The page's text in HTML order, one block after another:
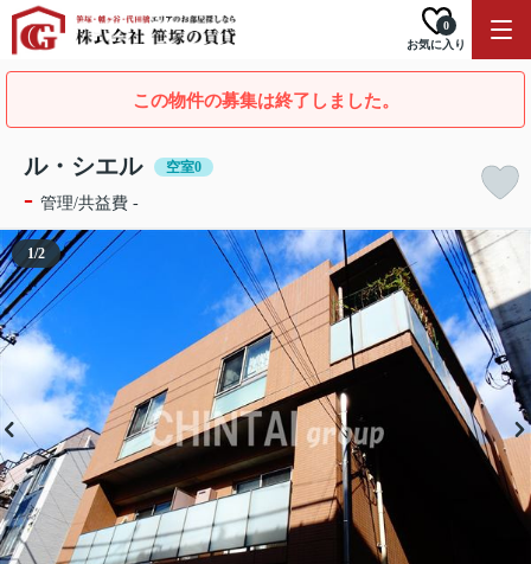
お気に入り
0
この物件の募集は終了しました。
ル・シエル 空室0
- 管理/共益費 -
1/2